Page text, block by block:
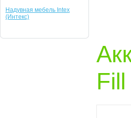
Надувная мебель Intex
(Интекс)